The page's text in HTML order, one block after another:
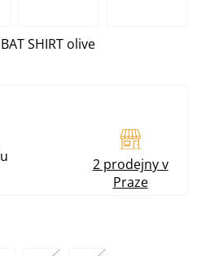
SHIRT olive
2 prodejny v
Praze